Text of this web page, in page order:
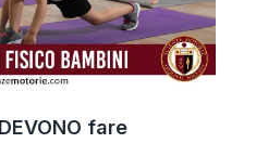
fare